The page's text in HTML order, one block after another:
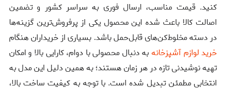
کنید. قیمت مناسب، ارسال فوری به سراسر کشور و تضمین
اصالت کالا باعث شده این محصول یکی از پرفروش‌ترین گزینه‌ها
در دسته مخلوط‌کن‌های قابل‌حمل باشد. بسیاری از خریداران هنگام
خرید لوازم آشپزخانهبه دنبال محصولی با دوام، کارایی بالا و امکان
تهیه نوشیدنی تازه در هر زمان هستند؛ به همین دلیل این مدل به
انتخابی مطمئن تبدیل شده است. با توجه به کیفیت ساخت بالا،